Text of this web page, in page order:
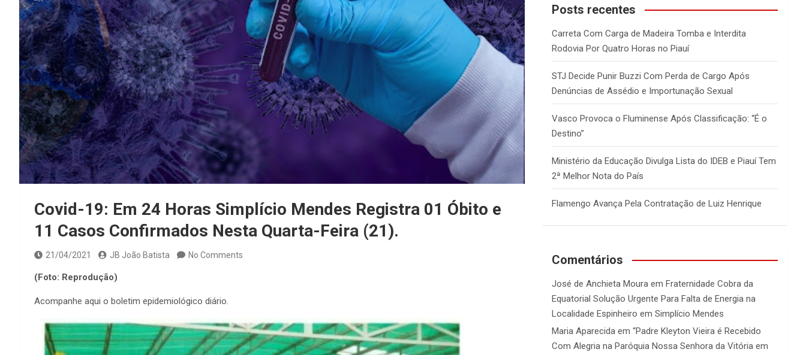
Covid-19: Em 24 Horas Simplício Mendes Registra 01 Óbito e
11 Casos Confirmados Nesta Quarta-Feira (21).
21/04/2021 JB João Batista No Comments
(Foto: Reprodução)
Acompanhe aqui o boletim epidemiológico diário.
c
Posts recentes
Carreta Com Carga de Madeira Tomba e Interdita
Rodovia Por Quatro Horas no Piauí
STJ Decide Punir Buzzi Com Perda de Cargo Após
Denúncias de Assédio e Importunação Sexual
Vasco Provoca o Fluminense Após Classificação: “É o
Destino”
Ministério da Educação Divulga Lista do IDEB e Piauí Tem
2ª Melhor Nota do País
Flamengo Avança Pela Contratação de Luiz Henrique
Comentários
José de Anchieta Moura emFraternidade Cobra da
Equatorial Solução Urgente Para Falta de Energia na
Localidade Espinheiro em Simplício Mendes
Maria Aparecida em“Padre Kleyton Vieira é Recebido
Com Alegria na Paróquia Nossa Senhora da Vitória em